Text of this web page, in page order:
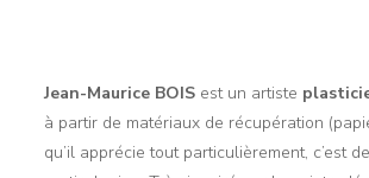
Jean-Maurice BOISest un artiste
à partir de matériaux de récupération
qu’il apprécie tout particulièrement, c’est